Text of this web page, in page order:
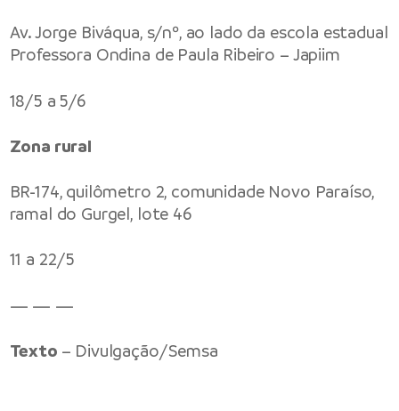
Av. Jorge Biváqua, s/nº, ao lado da escola estadual
Professora Ondina de Paula Ribeiro – Japiim
18/5 a 5/6
Zona rural
BR-174, quilômetro 2, comunidade Novo Paraíso,
ramal do Gurgel, lote 46
11 a 22/5
— — —
Texto – Divulgação/Semsa